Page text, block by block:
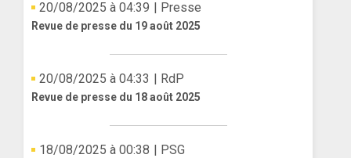
20/08/2025 à 04:39 | Presse
Revue de presse du 19 août 2025
20/08/2025 à 04:33 | RdP
Revue de presse du 18 août 2025
18/08/2025 à 00:38 | PSG